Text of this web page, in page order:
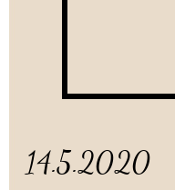
14.5.2020